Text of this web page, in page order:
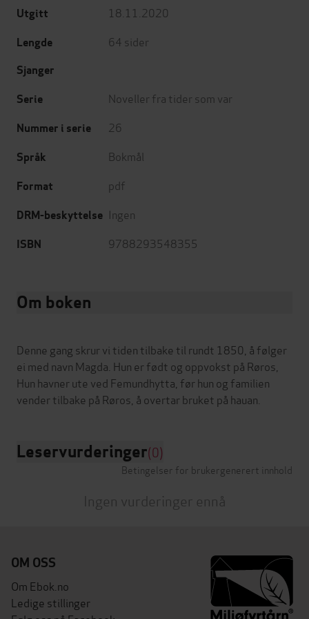
Utgitt 18.11.2020
Lengde 64 sider
Sjanger
Serie
Noveller fra tider som var
Nummer i serie 26
Språk Bokmål
Format pdf
DRM-beskyttelse Ingen
ISBN 9788293548355
Om boken
Denne gang skrur vi tiden tilbake til rundt 1850, å følger
ei med navn Magda. Hun er født og oppvokst på Røros,
Hun havner ute ved Femundhytta, før hun og familien
Leservurderinger(0)
Betingelser for brukergenerert innhold
Ingen vurderinger ennå
OM OSS
Om Ebok.no
Ledige stillinger